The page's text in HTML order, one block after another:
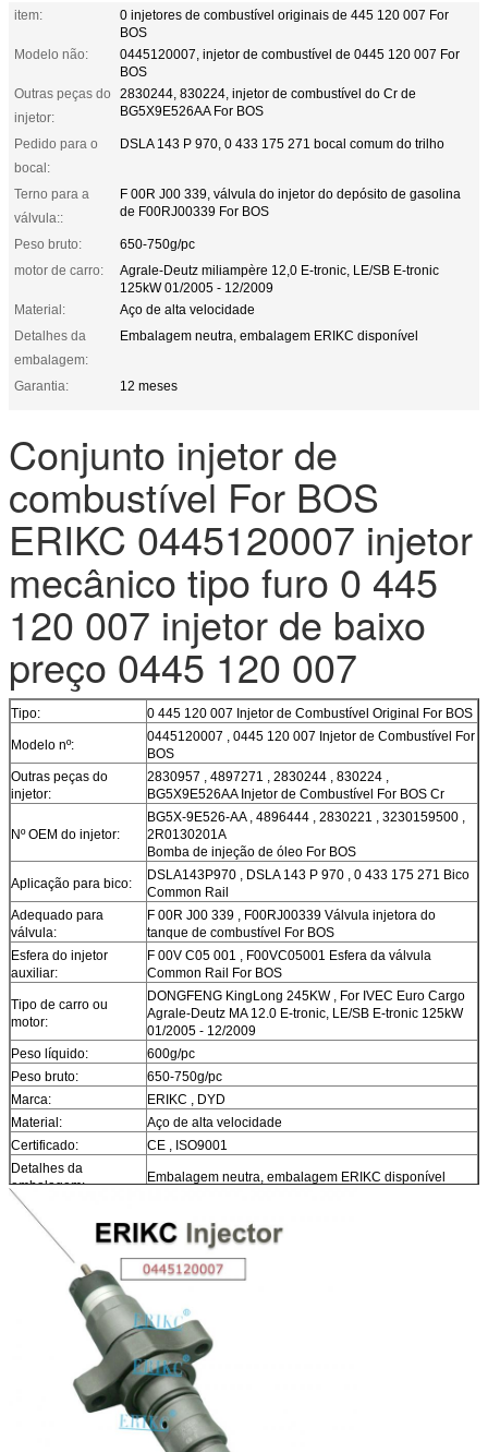
item:
0 injetores de combustível originais de 445 120 007 For
BOS
Modelo não:
0445120007, injetor de combustível de 0445 120 007 For
BOS
Outras peças do
injetor:
2830244, 830224, injetor de combustível do Cr de
BG5X9E526AA For BOS
Pedido para o
bocal:
DSLA 143 P 970, 0 433 175 271 bocal comum do trilho
Terno para a
válvula::
F 00R J00 339, válvula do injetor do depósito de gasolina
de F00RJ00339 For BOS
Peso bruto:
650-750g/pc
motor de carro:
Agrale-Deutz miliampère 12,0 E-tronic, LE/SB E-tronic
125kW 01/2005 - 12/2009
Material:
Aço de alta velocidade
Detalhes da
embalagem:
Embalagem neutra, embalagem ERIKC disponível
Garantia: 12 meses
Conjunto injetor de
combustível For BOS
ERIKC 0445120007 injetor
mecânico tipo furo 0 445
120 007 injetor de baixo
preço 0445 120 007
Tipo: 0 445 120 007 Injetor de Combustível Original For BOS
Modelo nº:
0445120007 , 0445 120 007 Injetor de Combustível For
BOS
Outras peças do
injetor:
2830957 , 4897271 , 2830244 , 830224 ,
BG5X9E526AA Injetor de Combustível For BOS Cr
Nº OEM do injetor:
BG5X-9E526-AA , 4896444 , 2830221 , 3230159500 ,
2R0130201A
Bomba de injeção de óleo For BOS
Aplicação para bico:
DSLA143P970 , DSLA 143 P 970 , 0 433 175 271 Bico
Common Rail
Adequado para
válvula:
F 00R J00 339 , F00RJ00339 Válvula injetora do
tanque de combustível For BOS
Esfera do injetor
auxiliar:
F 00V C05 001 , F00VC05001 Esfera da válvula
Common Rail For BOS
Tipo de carro ou
motor:
DONGFENG KingLong 245KW , For IVEC Euro Cargo
Agrale-Deutz MA 12.0 E-tronic, LE/SB E-tronic 125kW
01/2005 - 12/2009
Peso líquido:
600g/pc
Peso bruto:
650-750g/pc
Marca:
ERIKC , DYD
Material:
Aço de alta velocidade
Certificado:
CE , ISO9001
Detalhes da
embalagem:
Embalagem neutra, embalagem ERIKC disponível
Garantia:
Prazo de entrega /
Tempo de entrega:
Dentro de 1-2 dias após o pagamento, você pode
receber as mercadorias em 6-12 dias.
Em estoque, não pode ficar exposto sem embalagem
Forma de envio:
DHL, FedEx, UPS, TNT, EMS, ARAMEX, Por via aérea.
T/T, Western Union, MG, PayPal, Ect.
Mercado de
exportação atual:
América do Sul/América do Norte, Europa, Oriente
Médio, África, Ásia, Austrália.